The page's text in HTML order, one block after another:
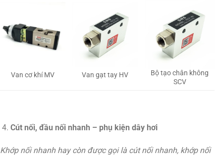
Van cơ khí MV Van gạt tay HV
Bộ tạo chân không
SCV
Cút nối, đầu nối nhanh – phụ kiện dây hơi
Khớp nối nhanh hay còn được gọi là cút nối nhanh, khớp nối